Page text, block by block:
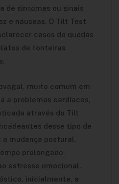
de sintomas ou sinais
e náuseas. O Tilt Test
casos de quedas
de tonteiras
muito comum em
a problemas cardíacos,
através do Tilt
desse tipo de
mudança postural,
prolongado,
estresse emocional.
inicialmente, a